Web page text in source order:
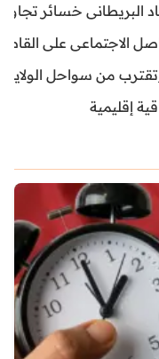
خسائر تجاوزت 1.5 مليار
على القاصرين
من سواحل
إقليمية